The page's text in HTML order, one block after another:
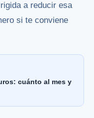
a reducir esa
si te conviene
cuánto al mes y